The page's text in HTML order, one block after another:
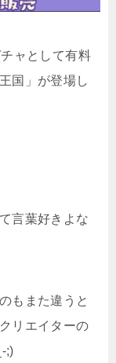
ャとして有料
国」が登場し
言葉好きよな
もまた違うと
リエイターの
;)